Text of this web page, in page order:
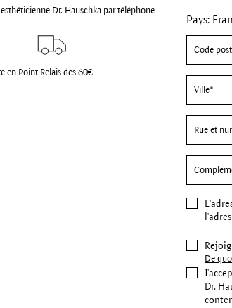
Pays:
L'
De
Dr.
Dr. Hauschka par téléphone
en Point Relais dès 60€